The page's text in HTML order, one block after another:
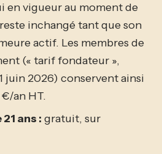
en vigueur au moment de
inchangé tant que son
actif. Les membres de
(« tarif fondateur »,
juin 2026) conservent ainsi
an HT.
ans : gratuit, sur